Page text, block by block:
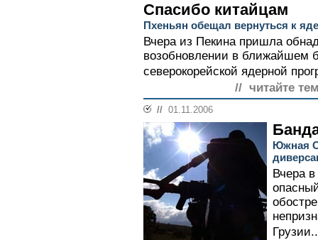
Спасибо китайцам
Пхеньян обещал вернуться к
Вчера из Пекина пришла
возобновлении в ближайшем
северокорейской ядерной
// читайте
// 01.11.2006
Южная
Вчера